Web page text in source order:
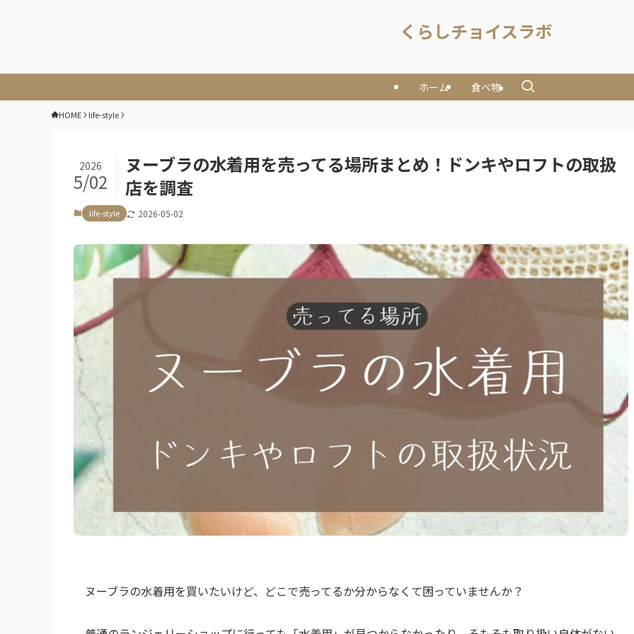
くらしチョイスラボ
ホーム 食べ物
HOME life-style
ヌーブラの水着用を売ってる場所まとめ！ドンキやロフトの取扱
店を調査
2026
5/02
life-style 2026-05-02
ヌーブラの水着用を買いたいけど、どこで売ってるか分からなくて困っていませんか？